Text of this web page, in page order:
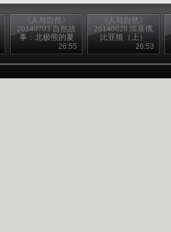
《人与自然》
20140703 自然故
事：北极熊的夏
天—母与子26:55
《人与自然》
20140628 埃塞俄
比亚狼（上）
26:53